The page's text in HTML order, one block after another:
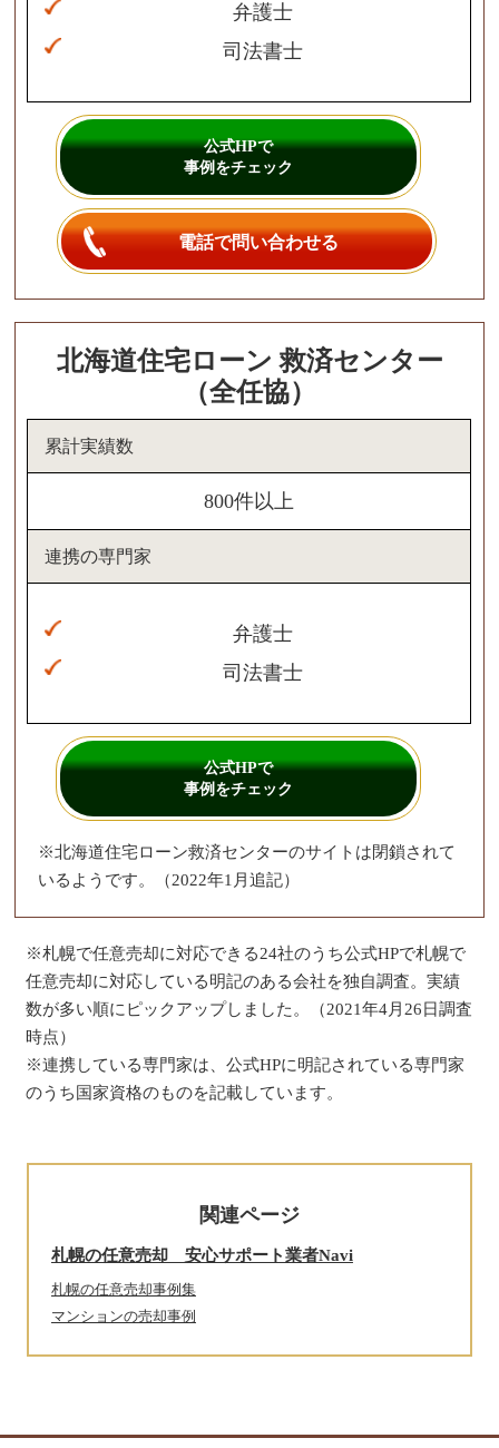
弁護士
司法書士
公式HPで
事例をチェック
電話で問い合わせる
北海道住宅ローン 救済センター
（全任協）
累計実績数
800件以上
連携の専門家
弁護士
司法書士
公式HPで
事例をチェック
※北海道住宅ローン救済センターのサイトは閉鎖されて
いるようです。（2022年1月追記）
※札幌で任意売却に対応できる24社のうち公式HPで札幌で
任意売却に対応している明記のある会社を独自調査。実績
数が多い順にピックアップしました。（2021年4月26日調査
時点）
※連携している専門家は、公式HPに明記されている専門家
のうち国家資格のものを記載しています。
関連ページ
札幌の任意売却 安心サポート業者Navi
札幌の任意売却事例集
マンションの売却事例